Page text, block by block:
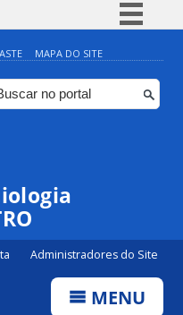
Simplifique!
Comunica BR
Participe
Canais
MAPA DO SITE
Administradores do Site
MENU